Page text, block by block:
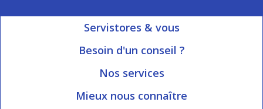
Servistores & vous
Mon compte
Besoin d'un conseil ?
Ouvert du Lundi au Vendredi
Nos services
Informations livraison
Mieux nous connaître